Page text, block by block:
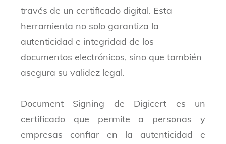
través de un certificado digital. Esta
herramienta no solo garantiza la
autenticidad e integridad de los
documentos electrónicos, sino que también
asegura su validez legal.
Document Signing
de Digicert es un
certificado que permite a personas y
empresas confiar en la autenticidad e